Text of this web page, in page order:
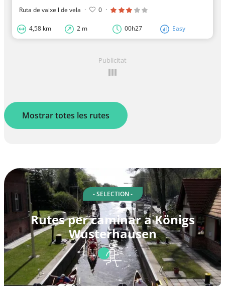
Ruta de vaixell de vela · 0 ·
4,58 km 2 m 00h27 Easy
Publicitat
Mostrar totes les rutes
- SELECTION -
Rutes per caminar a Königs
Wusterhausen